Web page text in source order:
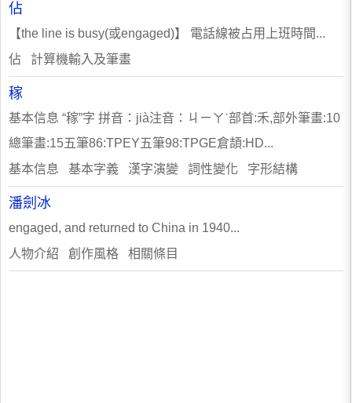
佔
【the line is busy(或engaged)】 電話線被占用上班時間...
佔 計算機輸入及筆畫
稼
基本信息 “稼”字 拼音：jià注音：ㄐㄧㄚˋ部首:禾,部外筆畫:10
總筆畫:15五筆86:TPEY五筆98:TPGE倉頡:HD...
基本信息 基本字義 漢字演變 詞性變化 字形結構
潘劍冰
engaged, and returned to China in 1940...
人物介紹 創作風格 相關條目